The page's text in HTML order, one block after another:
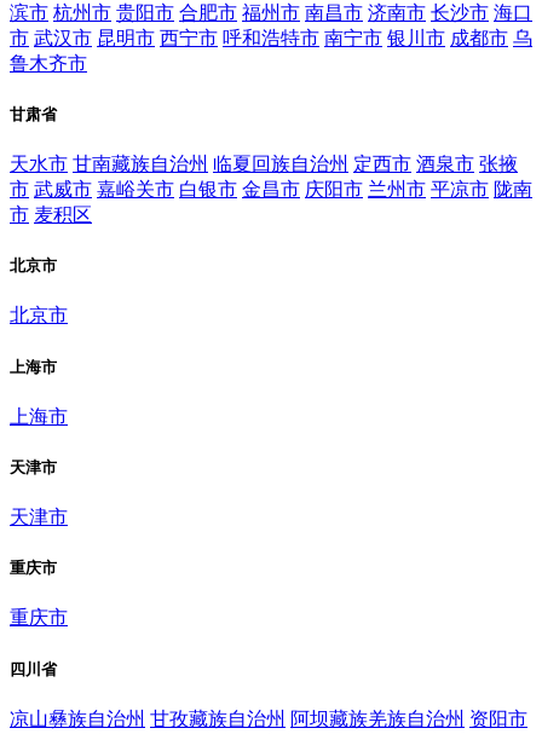
滨市 杭州市 贵阳市 合肥市 福州市 南昌市 济南市 长沙市 海口
市 武汉市 昆明市 西宁市 呼和浩特市 南宁市 银川市 成都市 乌
鲁木齐市
甘肃省
天水市 甘南藏族自治州 临夏回族自治州 定西市 酒泉市 张掖
市 武威市 嘉峪关市 白银市 金昌市 庆阳市 兰州市 平凉市 陇南
市 麦积区
北京市
北京市
上海市
上海市
天津市
天津市
重庆市
重庆市
四川省
凉山彝族自治州 甘孜藏族自治州 阿坝藏族羌族自治州 资阳市